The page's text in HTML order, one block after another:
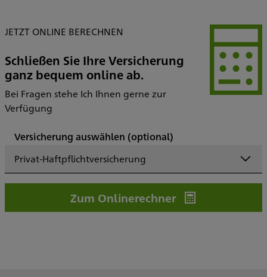
JETZT ONLINE BERECHNEN
Schließen Sie Ihre Versicherung
ganz bequem online ab.
Bei Fragen stehe Ich Ihnen gerne zur
Verfügung
Versicherung auswählen (optional)
Privat-Haftpflichtversicherung
Zum Onlinerechner